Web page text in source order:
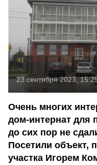
23 сентября 2023,
Очень многих
дом-интернат для
до сих пор не
Посетили объект,
участка Игорем